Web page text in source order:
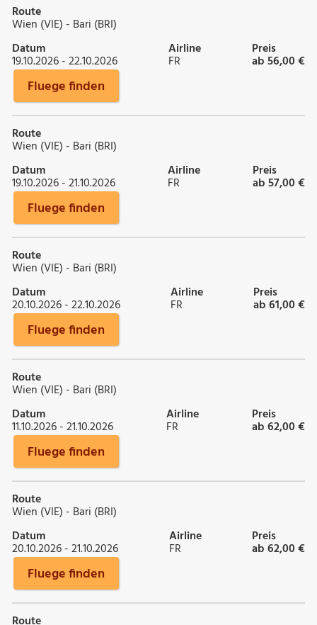
Route
Wien (VIE) - Bari (BRI)
Datum
19.10.2026 - 22.10.2026
Airline
FR
Preis
ab 56,00 €
Fluege finden
Route
Wien (VIE) - Bari (BRI)
Datum
19.10.2026 - 21.10.2026
Airline
FR
Preis
ab 57,00 €
Fluege finden
Route
Wien (VIE) - Bari (BRI)
Datum
20.10.2026 - 22.10.2026
Airline
FR
Preis
ab 61,00 €
Fluege finden
Route
Wien (VIE) - Bari (BRI)
Datum
11.10.2026 - 21.10.2026
Airline
FR
Preis
ab 62,00 €
Fluege finden
Route
Wien (VIE) - Bari (BRI)
Datum
20.10.2026 - 21.10.2026
Airline
FR
Preis
ab 62,00 €
Fluege finden